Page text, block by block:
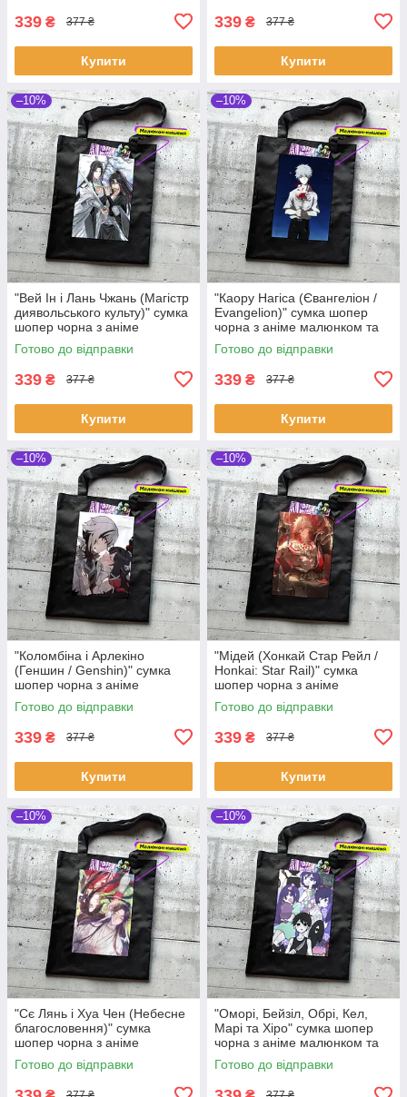
339 ₴ 377 ₴
Купити
339 ₴ 377 ₴
Купити
–10%
"Вей Ін і Лань Чжань (Магістр
диявольського культу)" сумка
шопер чорна з аніме
малюнком та кишенею
Готово до відправки
339 ₴ 377 ₴
Купити
–10%
"Каору Нагіса (Євангеліон /
Evangelion)" сумка шопер
чорна з аніме малюнком та
кишенею
Готово до відправки
339 ₴ 377 ₴
Купити
–10%
"Коломбіна і Арлекіно
(Геншин / Genshin)" сумка
шопер чорна з аніме
малюнком та кишенею
Готово до відправки
339 ₴ 377 ₴
Купити
–10%
"Мідей (Хонкай Стар Рейл /
Honkai: Star Rail)" сумка
шопер чорна з аніме
малюнком та кишенею
Готово до відправки
339 ₴ 377 ₴
Купити
–10%
"Сє Лянь і Хуа Чен (Небесне
благословення)" сумка
шопер чорна з аніме
малюнком та кишенею
Готово до відправки
–10%
"Оморі, Бейзіл, Обрі, Кел,
Марі та Хіро" сумка шопер
чорна з аніме малюнком та
кишенею
Готово до відправки